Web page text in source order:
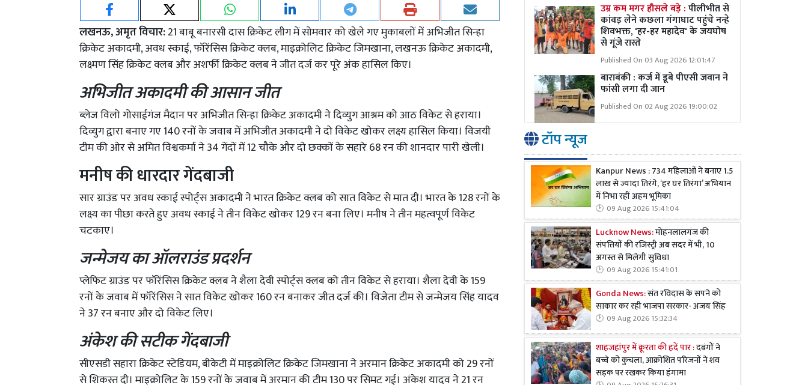
लखनऊ, अमृत विचार:21 बाबू बनारसी दास क्रिकेट लीग में सोमवार को खेले गए मुकाबलों में अभिजीत सिन्हा
क्रिकेट अकादमी, अवध स्काई, फॉरेंसिस क्रिकेट क्लब, माइक्रोलिट क्रिकेट जिमखाना, लखनऊ क्रिकेट अकादमी,
लक्ष्मण सिंह क्रिकेट क्लब और अशर्फी क्रिकेट क्लब ने जीत दर्ज कर पूरे अंक हासिल किए।
अभिजीत अकादमी की आसान जीत
ब्लेज विलो गोसाईगंज मैदान पर अभिजीत सिन्हा क्रिकेट अकादमी ने दिव्युग आश्रम को आठ विकेट से हराया।
दिव्युग द्वारा बनाए गए 140 रनों के जवाब में अभिजीत अकादमी ने दो विकेट खोकर लक्ष्य हासिल किया। विजयी
टीम की ओर से अमित विश्वकर्मा ने 34 गेंदों में 12 चौके और दो छक्कों के सहारे 68 रन की शानदार पारी खेली।
मनीष की धारदार गेंदबाजी
सार ग्राउंड पर अवध स्काई स्पोर्ट्स अकादमी ने भारत क्रिकेट क्लब को सात विकेट से मात दी। भारत के 128 रनों के
लक्ष्य का पीछा करते हुए अवध स्काई ने तीन विकेट खोकर 129 रन बना लिए। मनीष ने तीन महत्वपूर्ण विकेट
चटकाए।
जन्मेजय का ऑलराउंड प्रदर्शन
प्लेफिट ग्राउंड पर फॉरेंसिस क्रिकेट क्लब ने शैला देवी स्पोर्ट्स क्लब को तीन विकेट से हराया। शैला देवी के 159
रनों के जवाब में फॉरेंसिस ने सात विकेट खोकर 160 रन बनाकर जीत दर्ज की। विजेता टीम से जन्मेजय सिंह यादव
ने 37 रन बनाए और दो विकेट लिए।
अंकेश की सटीक गेंदबाजी
सीएसडी सहारा क्रिकेट स्टेडियम, बीकेटी में माइक्रोलिट क्रिकेट जिमखाना ने अरमान क्रिकेट अकादमी को 29 रनों
से शिकस्त दी। माइक्रोलिट के 159 रनों के जवाब में अरमान की टीम 130 पर सिमट गई। अंकेश यादव ने 21 रन
उम्र कम मगर हौसले बड़े :पीलीभीत से
कांवड़ लेने कछला गंगाघाट पहुंचे नन्हे
शिवभक्त, 'हर-हर महादेव' के जयघोष
से गूंजे रास्ते
Published On 03 Aug 2026 12:01:47
बाराबंकी : कर्ज में डूबे पीएसी जवान ने
फांसी लगा दी जान
Published On 02 Aug 2026 19:00:02
टॉप न्यूज
Kanpur News : 734 महिलाओं ने बनाए 1.5
लाख से ज्यादा तिरंगे, ‘हर घर तिरंगा’ अभियान
में निभा रहीं अहम भूमिका
09 Aug 2026 15:41:04
Lucknow News:मोहनलालगंज की
संपत्तियों की रजिस्ट्री अब सदर में भी, 10
अगस्त से मिलेगी सुविधा
09 Aug 2026 15:41:01
Gonda News:संत रविदास के सपने को
साकार कर रही भाजपा सरकार- अजय सिंह
09 Aug 2026 15:32:34
शाहजहांपुर में क्रूरता की हदें पार :दबंगों ने
बच्चे को कुचला, आक्रोशित परिजनों ने शव
सड़क पर रखकर किया हंगामा